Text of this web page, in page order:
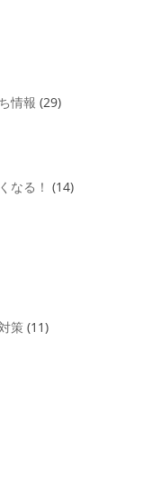
情報 (29)
なる！ (14)
策 (11)